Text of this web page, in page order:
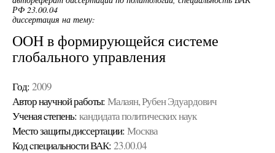
РФ 23.00.04
диссертация на тему:
ООН в формирующейся системе
глобального управления
Год: 2009
Автор научной работы: Малаян, Рубен Эдуардович
Ученая cтепень: кандидата политических наук
Место защиты диссертации: Москва
Код cпециальности ВАК: 23.00.04